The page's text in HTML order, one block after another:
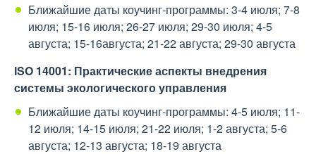
Ближайшие даты коучинг-программы: 3-4 июля; 7-8
июля; 15-16 июля; 26-27 июля; 29-30 июля; 4-5
августа; 15-16августа; 21-22 августа; 29-30 августа
ІSO 14001: Практические аспекты внедрения
системы экологического управления
Ближайшие даты коучинг-программы: 4-5 июля; 11-
12 июля; 14-15 июля; 21-22 июля; 1-2 августа; 5-6
августа; 12-13 августа; 18-19 августа